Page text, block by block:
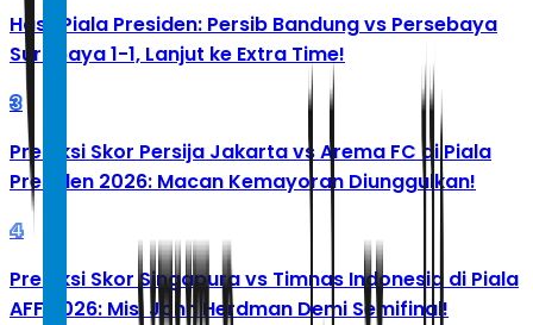
Hasil Piala Presiden: Persib Bandung vs Persebaya
Surabaya 1-1, Lanjut ke Extra Time!
3
Prediksi Skor Persija Jakarta vs Arema FC di Piala
Presiden 2026: Macan Kemayoran Diunggulkan!
4
Prediksi Skor Singapura vs Timnas Indonesia di Piala
AFF 2026: Misi John Herdman Demi Semifinal!